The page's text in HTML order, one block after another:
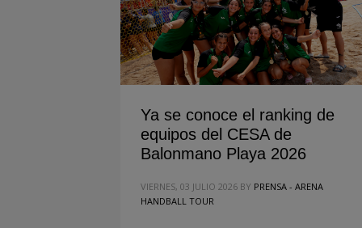
Ya se conoce el ranking de
equipos del CESA de
Balonmano Playa 2026
VIERNES, 03 JULIO 2026 BY PRENSA - ARENA
HANDBALL TOUR